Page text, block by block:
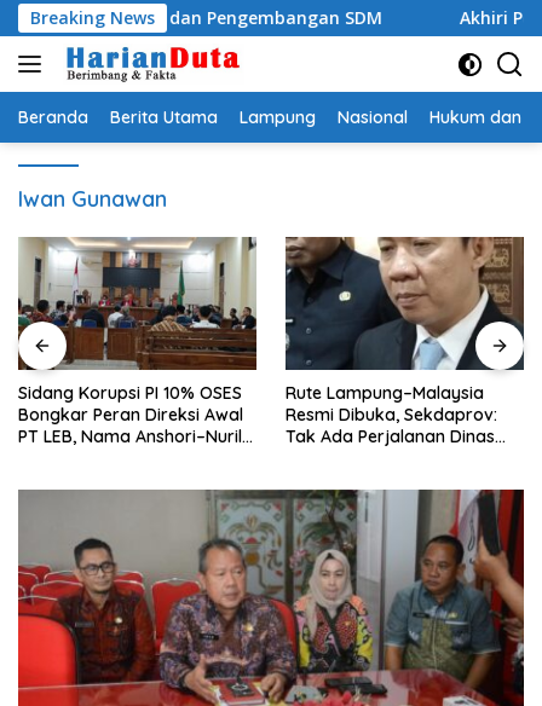
Langsung
ke
konten
Breaking News
dan Pengembangan SDM Akhiri Penantian 19
Beranda Berita Utama Lampung Nasional Hukum dan
Iwan Gunawan
Sidang Korupsi PI 10% OSES
Bongkar Peran Direksi Awal
PT LEB, Nama Anshori–Nuril
Rute Lampung–Malaysia
Resmi Dibuka, Sekdaprov:
Tak Ada Perjalanan Dinas